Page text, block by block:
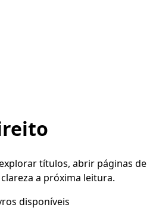
títulos, abrir páginas de
a próxima leitura.
disponíveis